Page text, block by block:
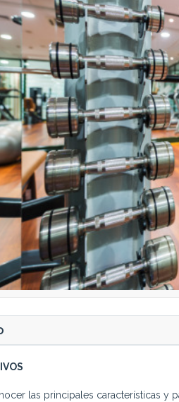
las principales características y